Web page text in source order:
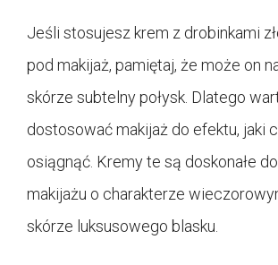
Jeśli stosujesz krem z drobinkami
pod makijaż, pamiętaj, że może on
skórze subtelny połysk. Dlatego
dostosować makijaż do efektu, jaki
osiągnąć. Kremy te są doskonałe
makijażu o charakterze
skórze luksusowego blasku.